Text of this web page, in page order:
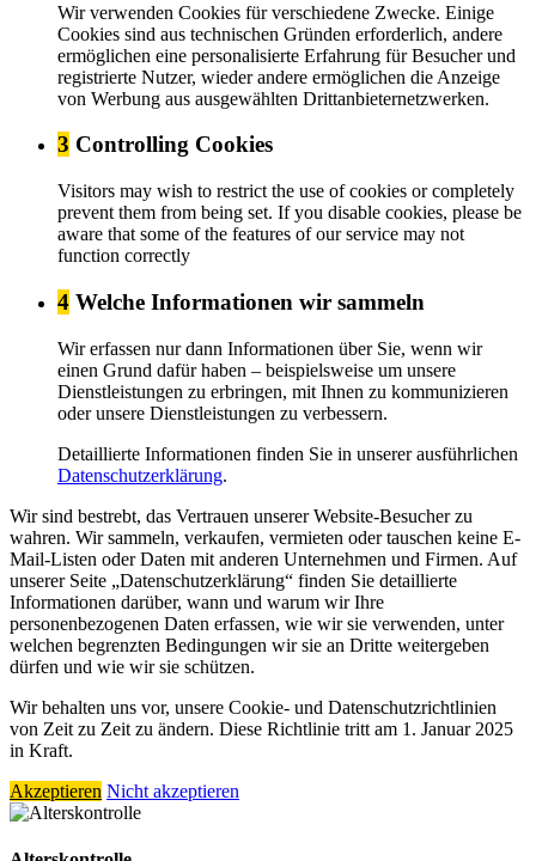
Wir verwenden Cookies für verschiedene Zwecke. Einige
Cookies sind aus technischen Gründen erforderlich, andere
ermöglichen eine personalisierte Erfahrung für Besucher und
registrierte Nutzer, wieder andere ermöglichen die Anzeige
von Werbung aus ausgewählten Drittanbieternetzwerken.
3 Controlling Cookies
Visitors may wish to restrict the use of cookies or completely
prevent them from being set. If you disable cookies, please be
aware that some of the features of our service may not
function correctly
4 Welche Informationen wir sammeln
Wir erfassen nur dann Informationen über Sie, wenn wir
einen Grund dafür haben – beispielsweise um unsere
Dienstleistungen zu erbringen, mit Ihnen zu kommunizieren
oder unsere Dienstleistungen zu verbessern.
Detaillierte Informationen finden Sie in unserer ausführlichen
Datenschutzerklärung.
Wir sind bestrebt, das Vertrauen unserer Website-Besucher zu
wahren. Wir sammeln, verkaufen, vermieten oder tauschen keine E-
Mail-Listen oder Daten mit anderen Unternehmen und Firmen. Auf
unserer Seite „Datenschutzerklärung“ finden Sie detaillierte
Informationen darüber, wann und warum wir Ihre
personenbezogenen Daten erfassen, wie wir sie verwenden, unter
welchen begrenzten Bedingungen wir sie an Dritte weitergeben
dürfen und wie wir sie schützen.
Wir behalten uns vor, unsere Cookie- und Datenschutzrichtlinien
von Zeit zu Zeit zu ändern. Diese Richtlinie tritt am 1. Januar 2025
in Kraft.
Akzeptieren Nicht akzeptieren